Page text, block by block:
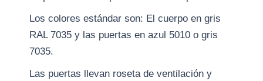
Los colores estándar son: El cuerpo en gris
RAL 7035 y las puertas en azul 5010 o gris
7035.
Las puertas llevan roseta de ventilación y